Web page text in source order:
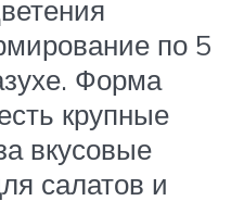
по 5
Форма
крупные
вкусовые
салатов и